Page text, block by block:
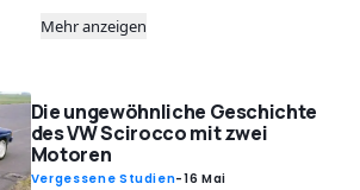
Mehr anzeigen
Die ungewöhnliche Geschichte
des VW Scirocco mit zwei
Motoren
Vergessene Studien-16 Mai